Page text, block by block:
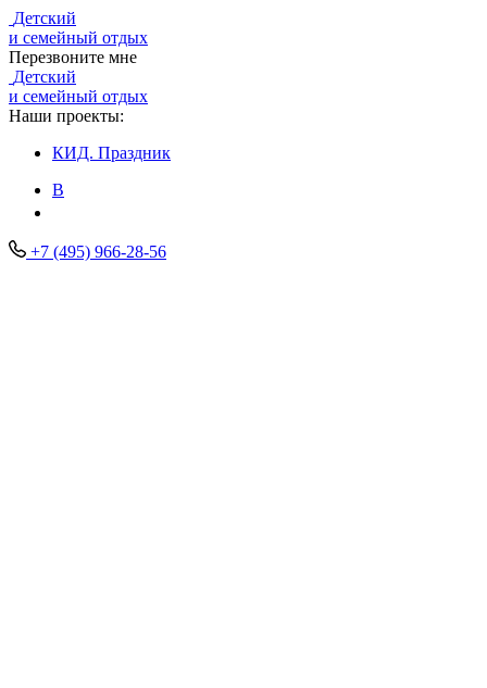
Детский
и семейный отдых
Перезвоните мне
Детский
и семейный отдых
Наши проекты:
КИД. Праздник
В
+7 (495) 966-28-56